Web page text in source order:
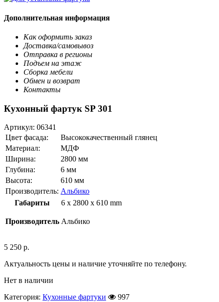
Дополнительная информация
Как оформить заказ
Доставка/самовывоз
Отправка в регионы
Подъем на этаж
Сборка мебели
Обмен и возврат
Контакты
Кухонный фартук SP 301
Артикул: 06341
Цвет фасада:
Высококачественный глянец
Материал:
МДФ
Ширина:
2800 мм
Глубина:
6 мм
Высота:
610 мм
Производитель: Альбико
Габариты
6 x 2800 x 610 mm
Производитель Альбико
5 250 р.
Актуальность цены и наличие уточняйте по телефону.
Нет в наличии
Категория: Кухонные фартуки
997